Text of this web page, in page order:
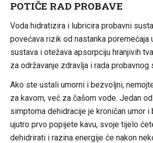
POTIČE RAD PROBAVE
Voda hidratizira i lubricira probavni
povećava rizik od nastanka poremećaja
sustava i otežava apsorpciju hranjivih
za održavanje zdravlja i rada probavnog
Ako ste ustali umorni i bezvoljni,
za kavom, već za čašom vode. Jedan
simptoma dehidracije je kroničan umor
ujutro prvo popijete kavu, svoje tijelo
dehidrirati i razina energije će nakon